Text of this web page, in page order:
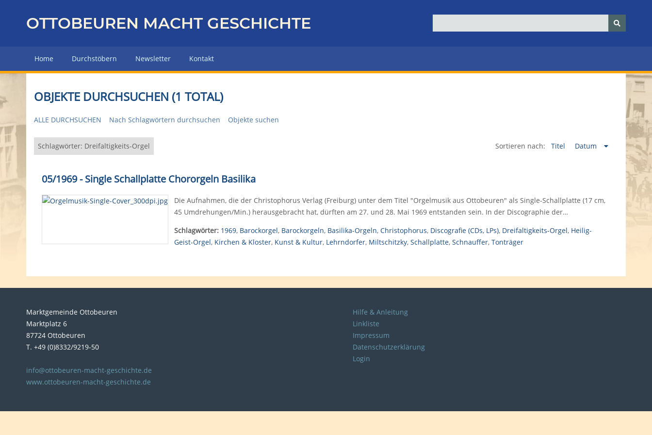
z
r
H
u
p
e
OTTOBEUREN MACHT GESCHICHTE
Home Durchstöbern Newsletter Kontakt
OBJEKTE DURCHSUCHEN (1 TOTAL)
ALLE DURCHSUCHEN Nach Schlagwörtern durchsuchen Objekte suchen
Schlagwörter: Dreifaltigkeits-Orgel Sortieren nach: Titel Datum
05/1969 - Single Schallplatte Chororgeln Basilika
Die Aufnahmen, die der Christophorus Verlag (Freiburg) unter dem Titel "Orgelmusik aus Ottobeuren" als Single-Schallplatte (17 cm,
45 Umdrehungen/Min.) herausgebracht hat, dürften am 27. und 28. Mai 1969 entstanden sein. In der Discographie der…
Schlagwörter: 1969, Barockorgel, Barockorgeln, Basilika-Orgeln, Christophorus, Discografie (CDs, LPs), Dreifaltigkeits-Orgel, Heilig-
Geist-Orgel, Kirchen & Kloster, Kunst & Kultur, Lehrndorfer, Miltschitzky, Schallplatte, Schnauffer, Tonträger
Marktgemeinde Ottobeuren
Marktplatz 6
87724 Ottobeuren
T. +49 (0)8332/9219-50
info@ottobeuren-macht-geschichte.de
www.ottobeuren-macht-geschichte.de
Hilfe & Anleitung
Linkliste
Impressum
Datenschutzerklärung
Login